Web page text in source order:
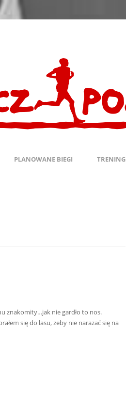
PLANOWANE BIEGI TRENING
znakomity…jak nie gardło to nos.
się do lasu, żeby nie narażać się na